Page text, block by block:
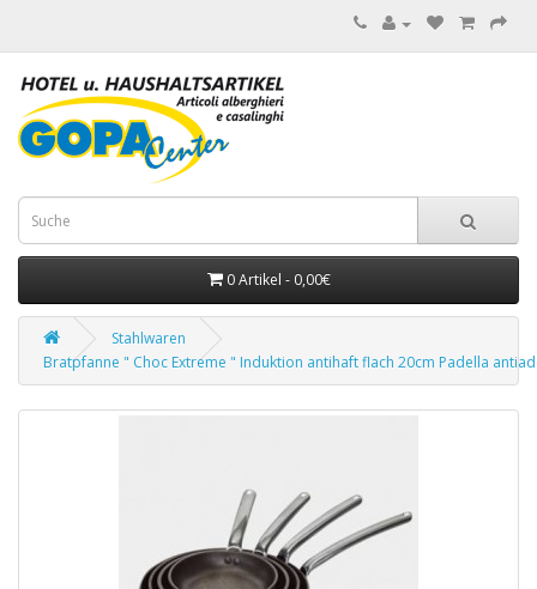
0 Artikel - 0,00€
Stahlwaren
Bratpfanne " Choc Extreme " Induktion antihaft flach 20cm Padella